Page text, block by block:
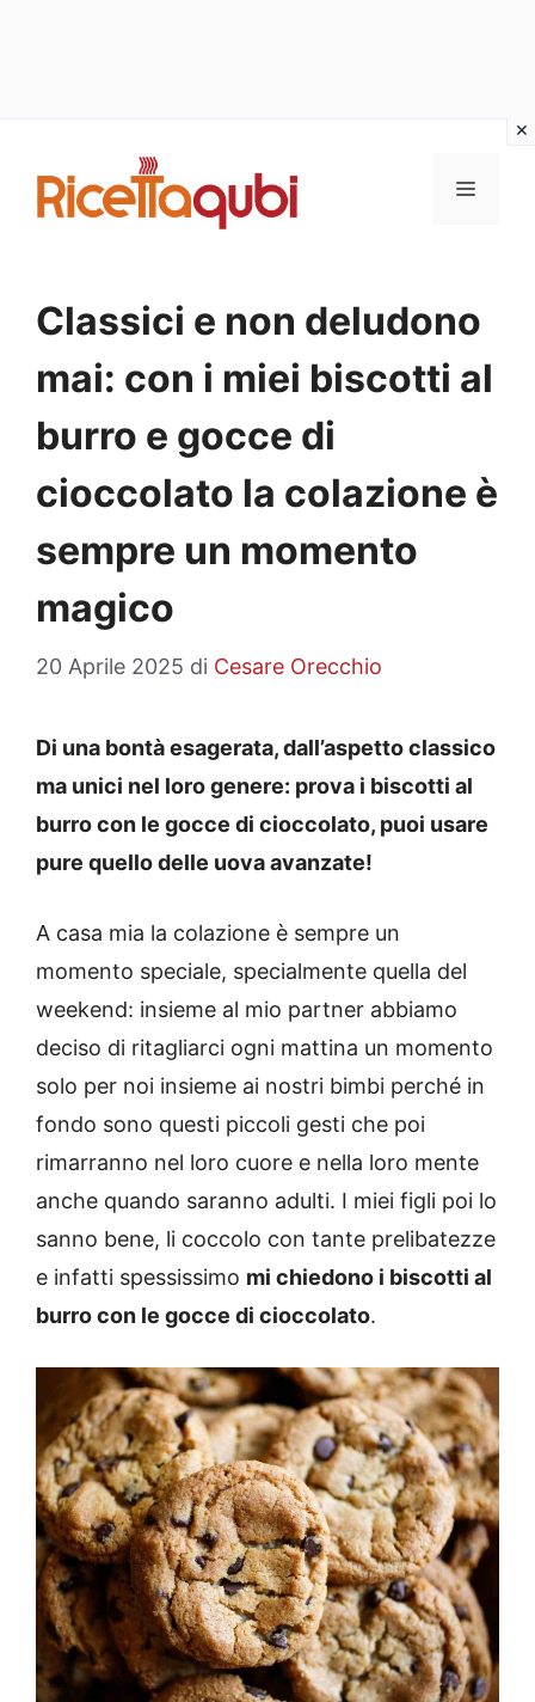
contenuto
MENU
Classici e non deludono
mai: con i miei biscotti al
burro e gocce di
cioccolato la colazione è
sempre un momento
magico
20 Aprile 2025 di Cesare Orecchio
Di una bontà esagerata, dall’aspetto classico
ma unici nel loro genere: prova i biscotti al
burro con le gocce di cioccolato, puoi usare
pure quello delle uova avanzate!
A casa mia la colazione è sempre un
momento speciale, specialmente quella del
weekend: insieme al mio partner abbiamo
deciso di ritagliarci ogni mattina un momento
solo per noi insieme ai nostri bimbi perché in
fondo sono questi piccoli gesti che poi
rimarranno nel loro cuore e nella loro mente
anche quando saranno adulti. I miei figli poi lo
sanno bene, li coccolo con tante prelibatezze
e infatti spessissimo mi chiedono i biscotti al
burro con le gocce di cioccolato.